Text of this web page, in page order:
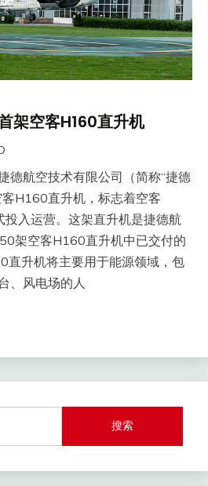
架空客H160直升机
德航空技术有限公司（简称“捷德
H160直升机，标志着空客
入运营。这架直升机是捷德航
架空客H160直升机中已交付的
直升机将主要用于能源领域，包
、风电场的人